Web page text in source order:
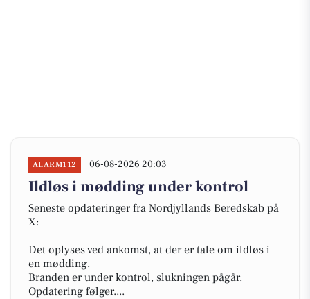
ALARM112 06-08-2026 20:03
Ildløs i mødding under kontrol
Seneste opdateringer fra Nordjyllands Beredskab på
X:
Det oplyses ved ankomst, at der er tale om ildløs i
en mødding.
Branden er under kontrol, slukningen pågår.
Opdatering følger....